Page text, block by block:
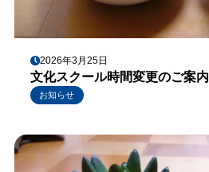
2026年3月25日
文化スクール時間変更のご案内
お知らせ